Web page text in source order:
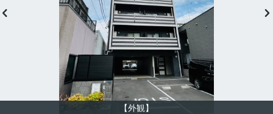
【外観】